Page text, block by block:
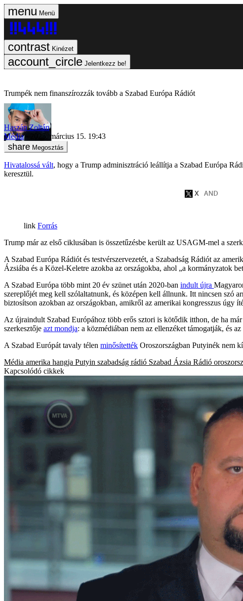
Menü
Kinézet
Jelentkezz be!
Trumpék nem finanszírozzák tovább a Szabad Európa Rádiót
Haszán Zoltán
Média
2025. március 15. 19:43
Megosztás
Hivatalossá vált, hogy a Trump adminisztráció leállítja a Szabad Európa
keresztül.
Forrás
Trump már az első ciklusában is összetűzésbe került az USAGM-mel a
A Szabad Európa Rádiót és testvérszervezetét, a Szabadság Rádiót az
Ázsiába és a Közel-Keletre azokba az országokba, ahol „a kormányzatok
A Szabad Európa több mint 20 év szünet után 2020-ban indult újra
szereplőjét meg kell szólaltatnunk, és középen kell állnunk. Itt nincsen szó
biztosítson azokban az országokban, amikről az amerikai kongresszus úgy
Az újraindult Szabad Európához több erős sztori is kötődik itthon, de ha
szerkesztője azt mondja: a közmédiában nem az ellenzéket támogatják, és
A Szabad Európát tavaly télen minősítették Oroszországban Putyinék nem
Média amerika hangja Putyin szabadság rádió Szabad Ázsia Rádió
Kapcsolódó cikkek